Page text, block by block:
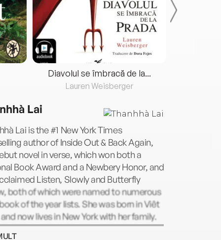
Diavolul se îmbracă de la...
Lauren Weisberger
Lai
Lai is the #1 New York Times
author of Inside Out & Back Again,
novel in verse, which won both a
Book Award and a Newbery Honor, and
Listen, Slowly and Butterfly
both of which were named to numerous
of the year lists. She was born in Viêt
now lives in New York with her family.
more about Thanhhà and her charity,